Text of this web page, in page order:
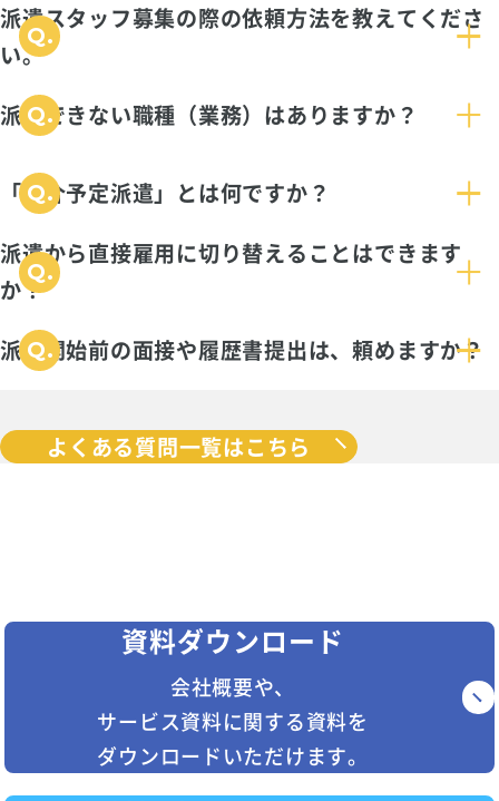
派遣スタッフ募集の際の依頼方法を教えてくださ
い。
派遣できない職種（業務）はありますか？
「紹介予定派遣」とは何ですか？
派遣から直接雇用に切り替えることはできます
か？
派遣開始前の面接や履歴書提出は、頼めますか？
よくある質問一覧はこちら
資料ダウンロード
会社概要や、
サービス資料に関する資料を
ダウンロードいただけます。